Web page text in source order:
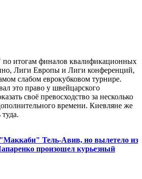
итогам финалов квалификационных
Лиги Европы и Лиги конференций,
слабом еврокубковом турнире.
это право у швейцарского
своё превосходство за несколько
времени. Киевляне же
Тель-Авив, но вылетело из
произошел курьезный